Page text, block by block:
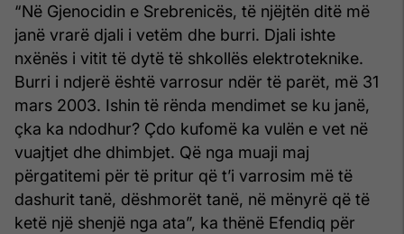
“Në Gjenocidin e Srebrenicës, të njëjtën ditë më
janë vrarë djali i vetëm dhe burri. Djali ishte
nxënës i vitit të dytë të shkollës elektroteknike.
Burri i ndjerë është varrosur ndër të parët, më 31
mars 2003. Ishin të rënda mendimet se ku janë,
çka ka ndodhur? Çdo kufomë ka vulën e vet në
vuajtjet dhe dhimbjet. Që nga muaji maj
përgatitemi për të pritur që t’i varrosim më të
dashurit tanë, dëshmorët tanë, në mënyrë që të
ketë një shenjë nga ata”, ka thënë Efendiq për